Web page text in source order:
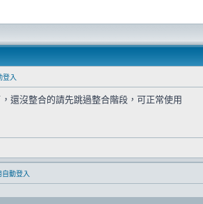
登入
還沒整合的請先跳過整合階段，可正常使用
動登入